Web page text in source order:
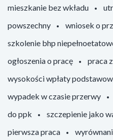
mieszkanie bez wkładu
powszechny
wniosek o
szkolenie bhp
ogłoszenia o pracę
praca
wysokości wpłaty
wypadek w czasie przerwy
do ppk
szczepienie jako
pierwsza praca